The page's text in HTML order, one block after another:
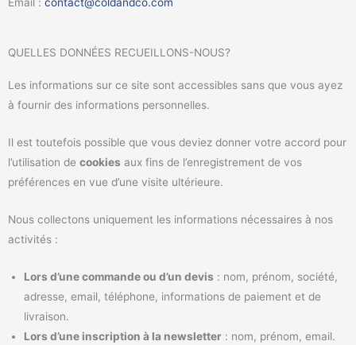
Email : contact@coldandco.com
QUELLES DONNÉES RECUEILLONS-NOUS?
Les informations sur ce site sont accessibles sans que vous ayez
à fournir des informations personnelles.
Il est toutefois possible que vous deviez donner votre accord pour
l’utilisation de cookies aux fins de l’enregistrement de vos
préférences en vue d’une visite ultérieure.
Nous collectons uniquement les informations nécessaires à nos
activités :
Lors d’une commande ou d’un devis : nom, prénom, société,
adresse, email, téléphone, informations de paiement et de
livraison.
Lors d’une inscription à la newsletter : nom, prénom, email.